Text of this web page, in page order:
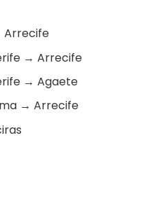
Arrecife
→ Arrecife
→ Agaete
→ Arrecife